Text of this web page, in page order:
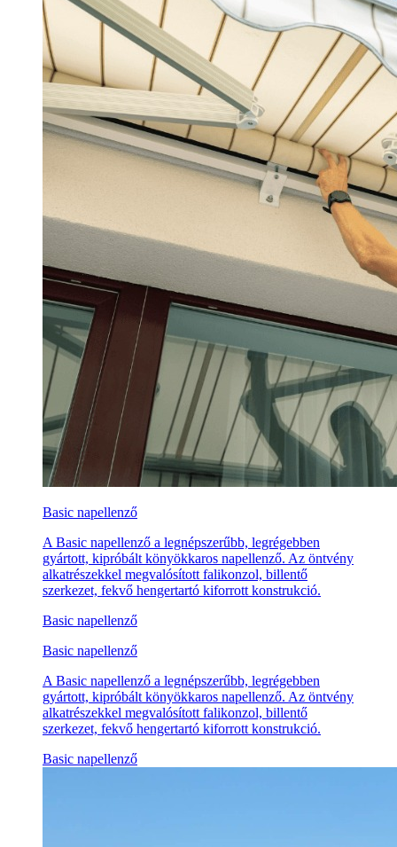
Basic napellenző
A Basic napellenző a legnépszerűbb, legrégebben
gyártott, kipróbált könyökkaros napellenző. Az öntvény
alkatrészekkel megvalósított falikonzol, billentő
szerkezet, fekvő hengertartó kiforrott konstrukció.
Basic napellenző
Basic napellenző
A Basic napellenző a legnépszerűbb, legrégebben
gyártott, kipróbált könyökkaros napellenző. Az öntvény
alkatrészekkel megvalósított falikonzol, billentő
szerkezet, fekvő hengertartó kiforrott konstrukció.
Basic napellenző